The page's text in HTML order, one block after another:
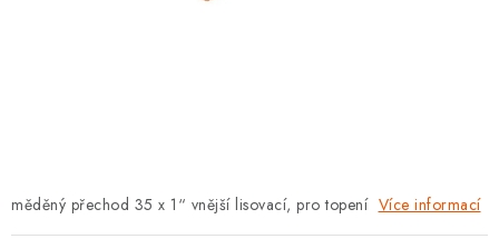
měděný přechod 35 x 1“ vnější lisovací, pro topení Více informací